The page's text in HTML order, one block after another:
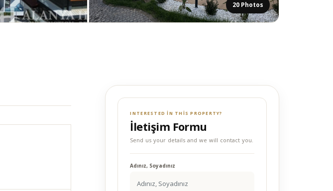
20 Photos
INTERESTED IN THIS PROPERTY?
İletişim Formu
Send us your details and we will contact you.
Adınız, Soyadınız